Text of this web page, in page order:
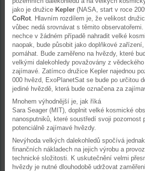
jako je družice Kepler (NASA, start v roce
CoRot. Hlavním rozdílem je, že velikost
vůbec nedá srovnávat s těmito
nechce v žádném případě nahradit velké
naopak, bude působit jako doplňkové
pomáhat. Bude zaměřeno na hvězdy, které
velkými dalekohledy považovány z
zajímavé. Zatímco družice Kepler najednou
000 hvězd, ExoPlanetSat se bude po určitou
jediné hvězdě, která bude označena za
Mnohem výhodnější je, jak říká
Sara Seager (MIT), doplnit velké kosmické
nanosputniků, které soustředí svoji pozornost
potenciálně zajímavé hvězdy.
Nevýhoda velkých dalekohledů spočívá
finančních nákladech na jejich výrobu a
technické složitosti. K uskutečnění velmi
hvězdy je nutné dlouhodobě udržovat